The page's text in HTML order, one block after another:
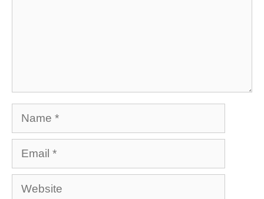
Name
Email
Website